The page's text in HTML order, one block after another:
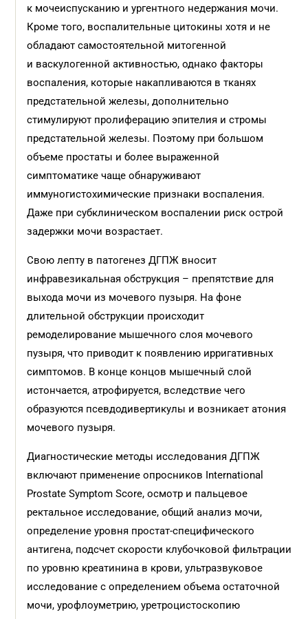
к мочеиспусканию и ургентного недержания мочи.
Кроме того, воспалительные цитокины хотя и не
обладают самостоятельной митогенной
и васкулогенной активностью, однако факторы
воспаления, которые накапливаются в тканях
предстательной железы, дополнительно
стимулируют пролиферацию эпителия и стромы
предстательной железы. Поэтому при большом
объеме простаты и более выраженной
симптоматике чаще обнаруживают
иммуногистохимические признаки воспаления.
Даже при субклиническом воспалении риск острой
задержки мочи возрастает.
Свою лепту в патогенез ДГПЖ вносит
инфравезикальная обструкция – препятствие для
выхода мочи из мочевого пузыря. На фоне
длительной обструкции происходит
ремоделирование мышечного слоя мочевого
пузыря, что приводит к появлению ирригативных
симптомов. В конце концов мышечный слой
истончается, атрофируется, вследствие чего
образуются псевдодивертикулы и возникает атония
мочевого пузыря.
Диагностические методы исследования ДГПЖ
включают применение опросников International
Prostate Symptom Score, осмотр и пальцевое
ректальное исследование, общий анализ мочи,
определение уровня простат-специфического
антигена, подсчет скорости клубочковой фильтрации
по уровню креатинина в крови, ультразвуковое
исследование с определением объема остаточной
мочи, урофлоуметрию, уретроцистоскопию